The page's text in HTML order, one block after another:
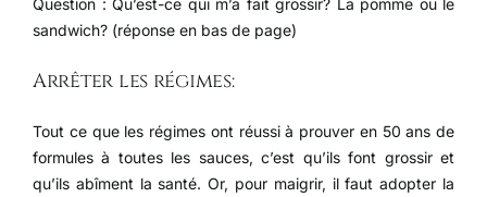
sandwich? (réponse en bas de page)
Arrêter les régimes:
Tout ce que les régimes ont réussi à prouver en 50 ans de
formules à toutes les sauces, c’est qu’ils font grossir et
qu’ils abîment la santé. Or, pour maigrir, il faut adopter la